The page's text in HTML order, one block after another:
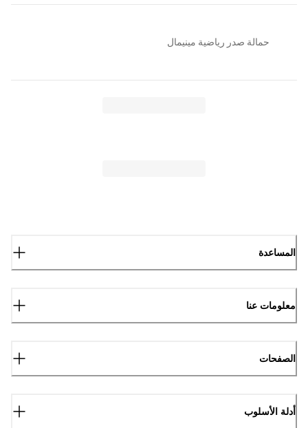
حمالة صدر رياضية مينيمال
المساعدة
معلومات عنا
الصفحات
أدلة الأسلوب